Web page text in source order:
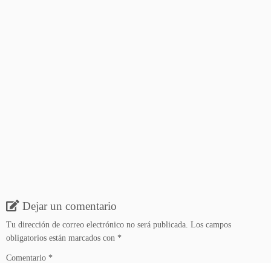
Dejar un comentario
Tu dirección de correo electrónico no será publicada. Los campos
obligatorios están marcados con *
Comentario *